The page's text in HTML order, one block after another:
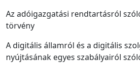
Az adóigazgatási rendtartásról
törvény
A digitális államról és a digitális
nyújtásának egyes szabályairól